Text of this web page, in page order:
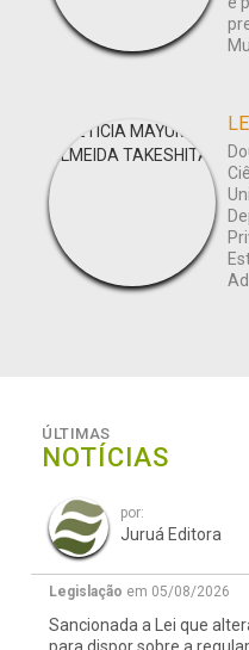
ÚLTIMAS
NOTÍCIAS
por:
Juruá Editora
Legislação em 05/08/2026
Sancionada a Lei que